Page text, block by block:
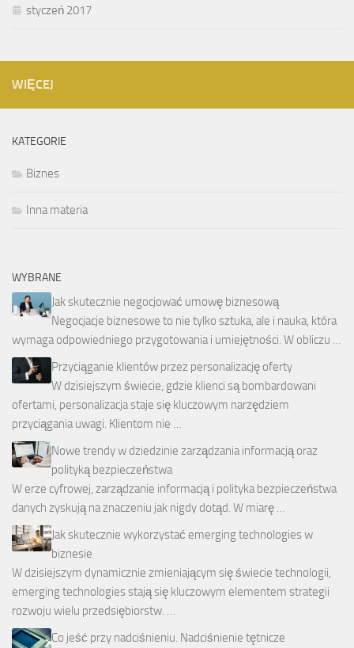
styczeń 2017
WIĘCEJ
KATEGORIE
Biznes
Inna materia
WYBRANE
Jak skutecznie negocjować umowę biznesową
Negocjacje biznesowe to nie tylko sztuka, ale i nauka, która
wymaga odpowiedniego przygotowania i umiejętności. W obliczu …
Przyciąganie klientów przez personalizację oferty
W dzisiejszym świecie, gdzie klienci są bombardowani
ofertami, personalizacja staje się kluczowym narzędziem
przyciągania uwagi. Klientom nie …
Nowe trendy w dziedzinie zarządzania informacją oraz
polityką bezpieczeństwa
W erze cyfrowej, zarządzanie informacją i polityka bezpieczeństwa
danych zyskują na znaczeniu jak nigdy dotąd. W miarę …
Jak skutecznie wykorzystać emerging technologies w
biznesie
W dzisiejszym dynamicznie zmieniającym się świecie technologii,
emerging technologies stają się kluczowym elementem strategii
rozwoju wielu przedsiębiorstw. …
Co jeść przy nadciśnieniu. Nadciśnienie tętnicze